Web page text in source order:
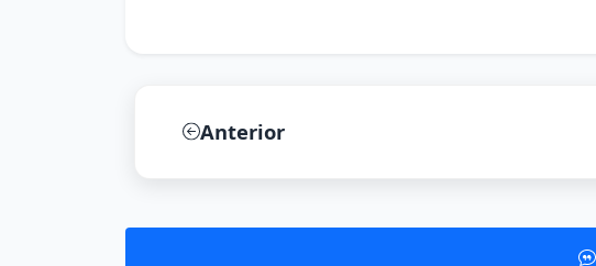
Anterior